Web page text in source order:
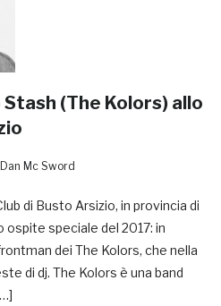
(The Kolors) allo
Dan Mc Sword
di Busto Arsizio, in provincia di
ospite speciale del 2017: in
dei The Kolors, che nella
di dj. The Kolors è una band